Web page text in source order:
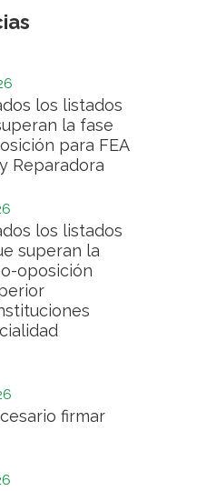
los listados
la fase
para FEA
Reparadora
los listados
superan la
oposición
firmar